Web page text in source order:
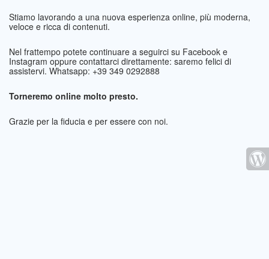
Stiamo lavorando a una nuova esperienza online, più moderna,
veloce e ricca di contenuti.
Nel frattempo potete continuare a seguirci su Facebook e
Instagram oppure contattarci direttamente: saremo felici di
assistervi. Whatsapp: +39 349 0292888
Torneremo online molto presto.
Grazie per la fiducia e per essere con noi.